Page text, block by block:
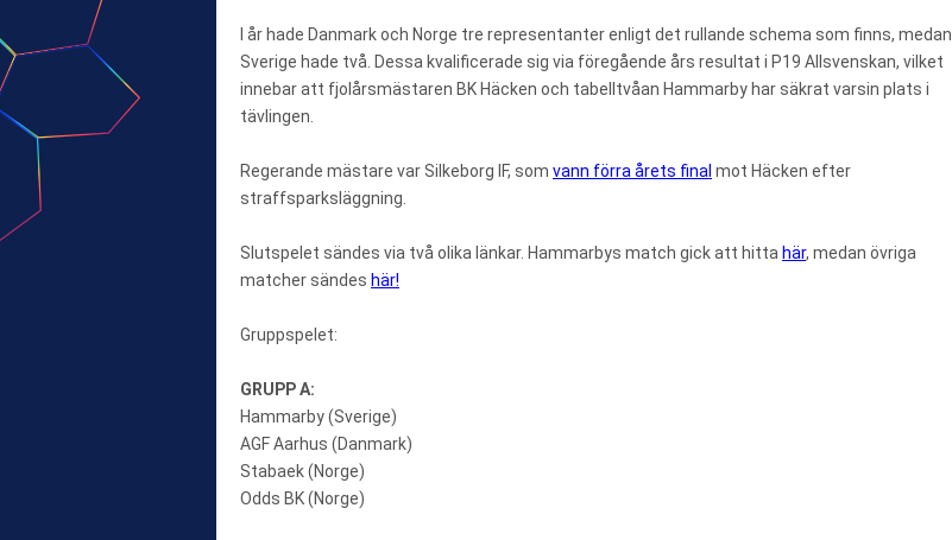
I år hade Danmark och Norge tre representanter enligt det rullande schema som finns, medan
Sverige hade två. Dessa kvalificerade sig via föregående års resultat i P19 Allsvenskan, vilket
innebar att fjolårsmästaren BK Häcken och tabelltvåan Hammarby har säkrat varsin plats i
tävlingen.
Regerande mästare var Silkeborg IF, som vann förra årets final mot Häcken efter
straffsparksläggning.
Slutspelet sändes via två olika länkar. Hammarbys match gick att hitta här, medan övriga
matcher sändes här!
Gruppspelet:
GRUPP A:
Hammarby (Sverige)
AGF Aarhus (Danmark)
Stabaek (Norge)
Odds BK (Norge)